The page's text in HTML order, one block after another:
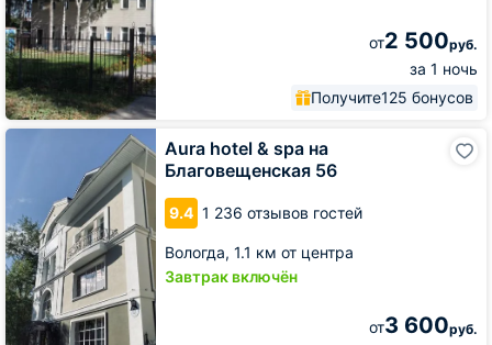
от2 500руб.
за 1 ночь
Получите125 бонусов
Aura hotel & spa на
Благовещенская 56
9.4 1 236 отзывов гостей
Вологда, 1.1 км от центра
Завтрак включён
от3 600руб.
Aura
на
Благовещенская
56